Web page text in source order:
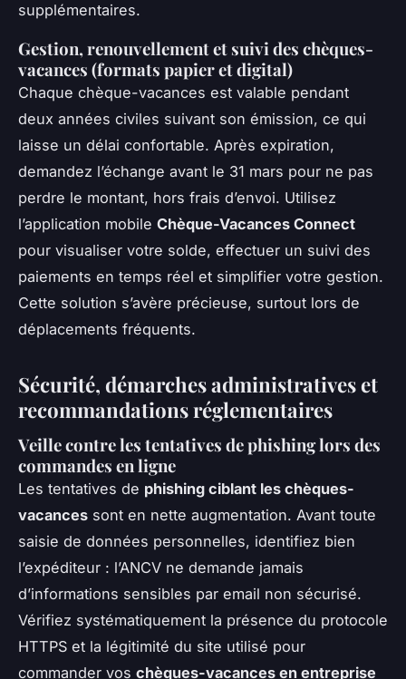
supplémentaires.
Gestion, renouvellement et suivi des chèques-
vacances (formats papier et digital)
Chaque chèque-vacances est valable pendant
deux années civiles suivant son émission, ce qui
laisse un délai confortable. Après expiration,
demandez l’échange avant le 31 mars pour ne pas
perdre le montant, hors frais d’envoi. Utilisez
l’application mobile Chèque-Vacances Connect
pour visualiser votre solde, effectuer un suivi des
paiements en temps réel et simplifier votre gestion.
Cette solution s’avère précieuse, surtout lors de
déplacements fréquents.
Sécurité, démarches administratives et
recommandations réglementaires
Veille contre les tentatives de phishing lors des
commandes en ligne
Les tentatives de phishing ciblant les chèques-
vacances sont en nette augmentation. Avant toute
saisie de données personnelles, identifiez bien
l’expéditeur : l’ANCV ne demande jamais
d’informations sensibles par email non sécurisé.
Vérifiez systématiquement la présence du protocole
HTTPS et la légitimité du site utilisé pour
commander vos chèques-vacances en entreprise